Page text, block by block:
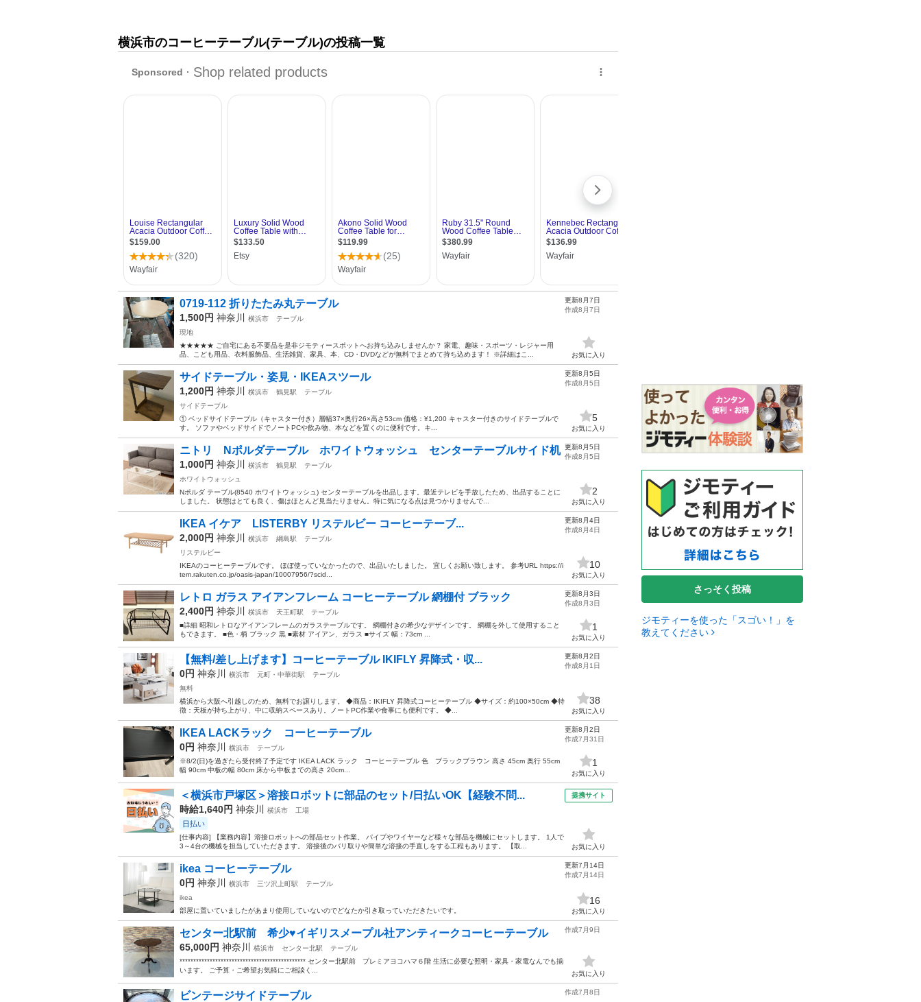
横浜市のコーヒーテーブル(テーブル)の投稿一覧
0719-112 折りたたみ丸テーブル
1,500円 神奈川 横浜市
テーブル
現地
★★★★★ ご自宅にある不要品を是非ジモティースポットへお持ち込みしませんか？ 家電、趣味・スポーツ・レジャー用
品、こども用品、衣料服飾品、生活雑貨、家具、本、CD・DVDなどが無料でまとめて持ち込めます！ ※詳細はこ...
更新8月7日
作成8月7日
お気に入り
サイドテーブル・姿見・IKEAスツール
1,200円 神奈川 横浜市 鶴見駅
テーブル
サイドテーブル
① ベッドサイドテーブル（キャスター付き）層幅37×奥行26×高さ53cm 価格：¥1,200 キャスター付きのサイドテーブルで
す。 ソファやベッドサイドでノートPCや飲み物、本などを置くのに便利です。キ...
更新8月5日
作成8月5日
5
お気に入り
ニトリ Nポルダテーブル ホワイトウォッシュ センターテーブルサイド机
1,000円 神奈川 横浜市 鶴見駅
テーブル
ホワイトウォッシュ
Nポルダ テーブル(8540 ホワイトウォッシュ) センターテーブルを出品します。最近テレビを手放したため、出品することに
しました。 状態はとても良く、傷はほとんど見当たりません。特に気になる点は見つかりませんで...
更新8月5日
作成8月5日
2
お気に入り
IKEA イケア LISTERBY リステルビー コーヒーテーブ...
2,000円 神奈川 横浜市 綱島駅
テーブル
リステルビー
IKEAのコーヒーテーブルです。 ほぼ使っていなかったので、出品いたしました。 宜しくお願い致します。 参考URL https://i
tem.rakuten.co.jp/oasis-japan/10007956/?scid...
更新8月4日
作成8月4日
10
お気に入り
レトロ ガラス アイアンフレーム コーヒーテーブル 網棚付 ブラック
2,400円 神奈川 横浜市 天王町駅
テーブル
■詳細 昭和レトロなアイアンフレームのガラステーブルです。 網棚付きの希少なデザインです。 網棚を外して使用すること
もできます。 ■色・柄 ブラック 黒 ■素材 アイアン、ガラス ■サイズ 幅：73cm ...
更新8月3日
作成8月3日
1
お気に入り
【無料/差し上げます】コーヒーテーブル IKIFLY 昇降式・収...
0円 神奈川 横浜市 元町・中華街駅
テーブル
無料
横浜から大阪へ引越しのため、無料でお譲りします。 ◆商品：IKIFLY 昇降式コーヒーテーブル ◆サイズ：約100×50cm ◆特
徴：天板が持ち上がり、中に収納スペースあり。ノートPC作業や食事にも便利です。 ◆...
更新8月2日
作成8月1日
38
お気に入り
IKEA LACKラック コーヒーテーブル
0円 神奈川 横浜市
テーブル
※8/2(日)を過ぎたら受付終了予定です IKEA LACK ラック コーヒーテーブル 色 ブラックブラウン 高さ 45cm 奥行 55cm
幅 90cm 中板の幅 80cm 床から中板までの高さ 20cm...
更新8月2日
作成7月31日
1
お気に入り
＜横浜市戸塚区＞溶接ロボットに部品のセット/日払いOK【経験不問...
時給1,640円 神奈川 横浜市 工場
日払い
[仕事内容] 【業務内容】溶接ロボットへの部品セット作業。 パイプやワイヤーなど様々な部品を機械にセットします。 1人で
3～4台の機械を担当していただきます。 溶接後のバリ取りや簡単な溶接の手直しをする工程もあります。 【取...
提携サイト
お気に入り
ikea コーヒーテーブル
0円 神奈川 横浜市 三ツ沢上町駅
テーブル
ikea
部屋に置いていましたがあまり使用していないのでどなたか引き取っていただきたいです。
更新7月14日
作成7月14日
16
お気に入り
センター北駅前 希少♥イギリスメープル社アンティークコーヒーテーブル
65,000円 神奈川 横浜市 センター北駅
テーブル
********************************************** センター北駅前 プレミアヨコハマ６階 生活に必要な照明・家具・家電なんでも揃
います。 ご予算・ご希望お気軽にご相談く...
作成7月9日
お気に入り
ビンテージサイドテーブル 作成7月8日
さっそく投稿
ジモティーを使った「スゴい！」を
教えてください